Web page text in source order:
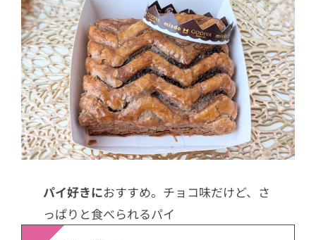
パイ好きにおすすめ。チョコ味だけど、さ
っぱりと食べられるパイ